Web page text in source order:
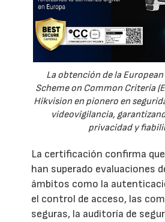
La obtención de la
Scheme on Common Criteria
Hikvision en pionero en
videovigilancia,
privacidad y
La certificación confirma
han superado evaluaciones
ámbitos como la
el control de acceso, las
seguras, la auditoría de